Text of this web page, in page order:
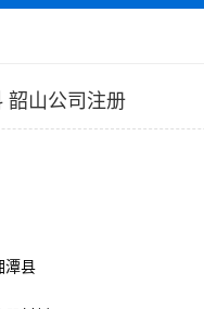
韶山公司注册
潭县